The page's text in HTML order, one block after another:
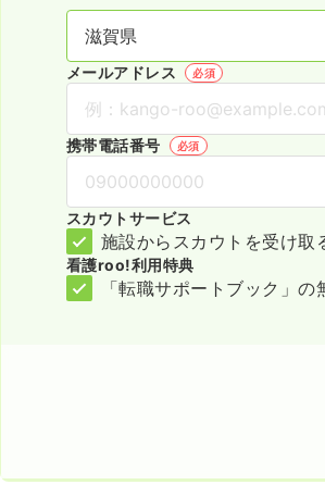
メールアドレス 必須
携帯電話番号 必須
スカウトサービス
施設からスカウトを受け取
看護roo!利用特典
「転職サポートブック」